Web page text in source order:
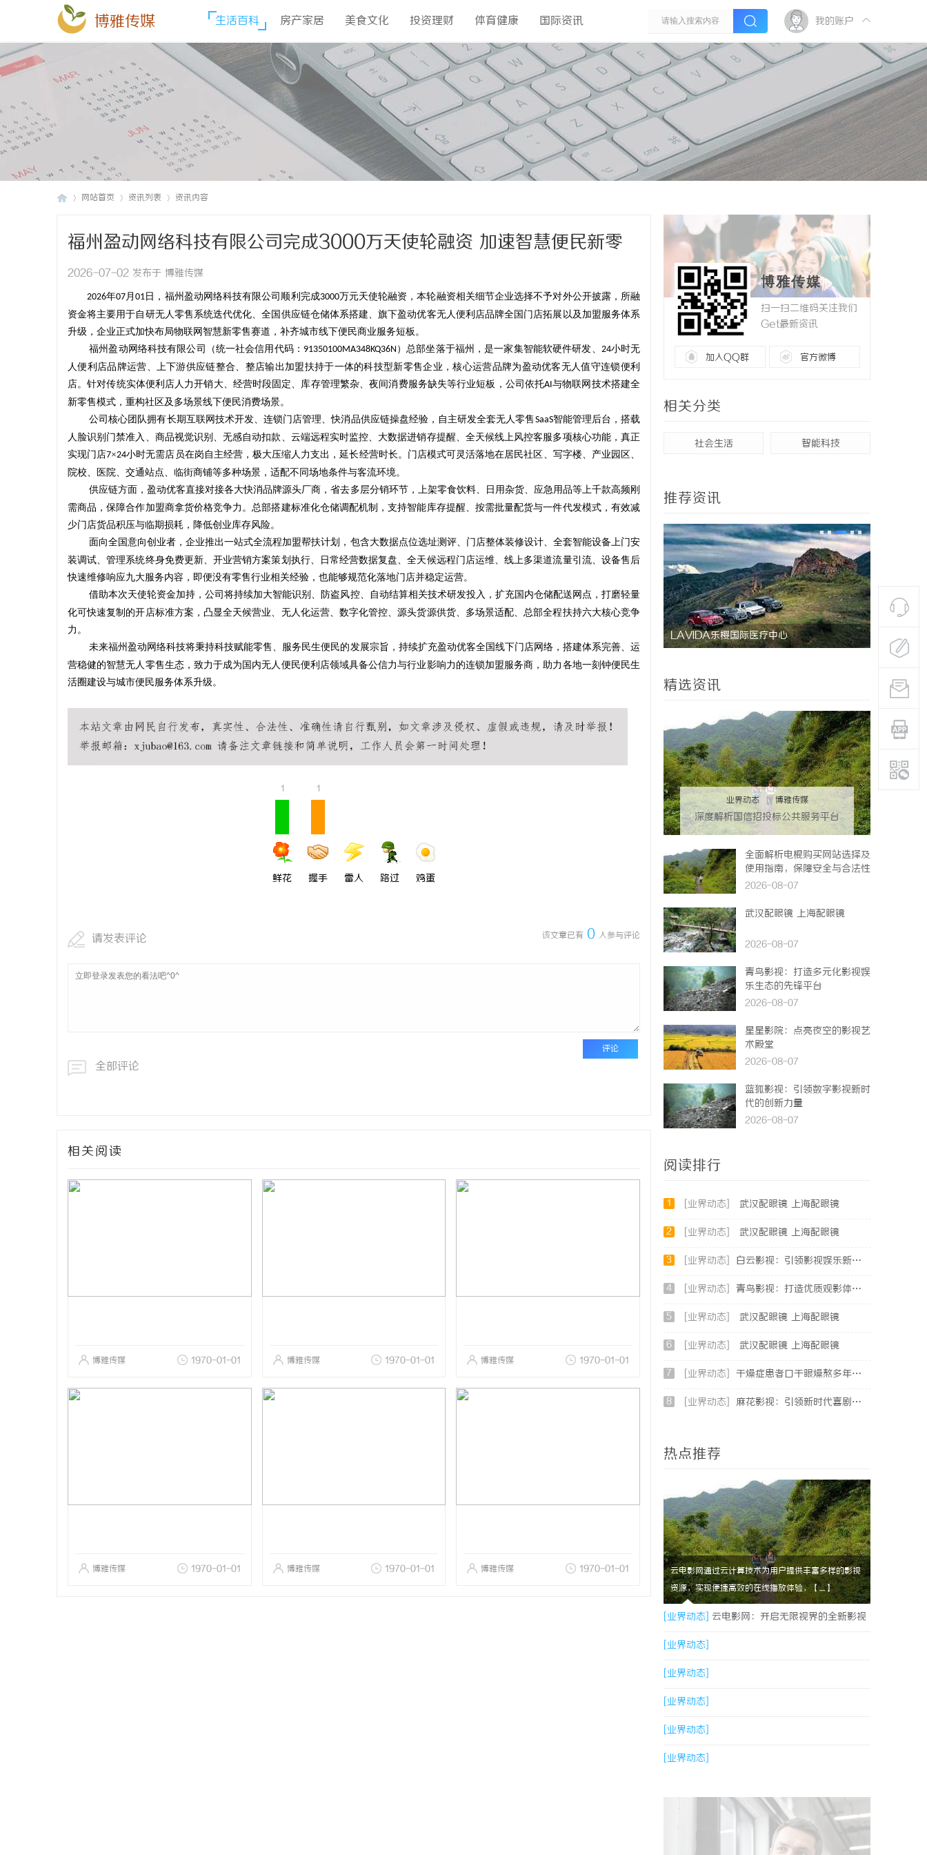
博雅传媒 生活百科 房产家居 美食文化 投资理财 体育健康 国际资讯 我的账户
网站首页 资讯列表 资讯内容
福州盈动网络科技有限公司完成3000万天使轮融资 加速智慧便民新零
售全国拓展
2026-07-02 发布于 博雅传媒
2026年07月01 日 ，福州盈动网络科技有限公司顺利完成3000万元天使轮融资，本轮融资相关细节企业选择不予对外公开披露，所融
资金将主要用于自研无人零售系统迭代优化、全国供应链仓储体系搭建、旗下盈动优客无人便利店品牌全国门店拓展以及加盟服务体系
升级，企业正式加快布局物联网智慧新零售赛道，补齐城市线下便民商业服务短板。
福州盈动网络科技有限公司（统一社会信用代码： 91350100MA348KQ36N ）总部坐落于福州，是一家集智能软硬件研发、 24小时无
人便利店品牌运营、上下游供应链整合、整店输出加盟扶持于一体的科技型新零售企业，核心运营品牌为盈动优客无人值守连锁便利
店。针对传统实体便利店人力开销大、经营时段固定、库存管理繁杂、夜间消费服务缺失等行业短板，公司依托AI与物联网技术搭建全
新零售模式，重构社区及多场景线下便民消费场景。
公司核心团队拥有长期互联网技术开发、连锁门店管理、快消品供应链操盘经验，自主研发全套无人零售SaaS智能管理后台，搭载
人脸识别门禁准入、商品视觉识别、无感自动扣款、云端远程实时监控、大数据进销存提醒、全天候线上风控客服多项核心功能，真正
实现门店7×24小时无需店员在岗自主经营，极大压缩人力支出，延长经营时长。门店模式可灵活落地在居民社区、写字楼、产业园区、
院校、医院、交通站点、临街商铺等多种场景，适配不同场地条件与客流环境。
供应链方面，盈动优客直接对接各大快消品牌源头厂商，省去多层分销环节，上架零食饮料、日用杂货、应急用品等上千款高频刚
需商品，保障合作加盟商拿货价格竞争力。总部搭建标准化仓储调配机制，支持智能库存提醒、按需批量配货与一件代发模式，有效减
少门店货品积压与临期损耗，降低创业库存风险。
面向全国意向创业者，企业推出一站式全流程加盟帮扶计划，包含大数据点位选址测评、门店整体装修设计、全套智能设备上门安
装调试、管理系统终身免费更新、开业营销方案策划执行、日常经营数据复盘、全天候远程门店运维、线上多渠道流量引流、设备售后
快速维修响应九大服务内容，即便没有零售行业相关经验，也能够规范化落地门店并稳定运营。
借助本次天使轮资金加持，公司将持续加大智能识别、防盗风控、自动结算相关技术研发投入，扩充国内仓储配送网点，打磨轻量
化可快速复制的开店标准方案，凸显全天候营业、无人化运营、数字化管控、源头货源供货、多场景适配、总部全程扶持六大核心竞争
力。
未来福州盈动网络科技将秉持科技赋能零售、服务民生便民的发展宗旨，持续扩充盈动优客全国线下门店网络，搭建体系完善、运
营稳健的智慧无人零售生态，致力于成为国内无人便民便利店领域具备公信力与行业影响力的连锁加盟服务商，助力各地一刻钟便民生
活圈建设与城市便民服务体系升级。
1
鲜花
1
握手 雷人 路过 鸡蛋
该文章已有 0 人参与评论
请发表评论
评论
全部评论
相关阅读
博雅传媒 1970-01-01 博雅传媒 1970-01-01 博雅传媒 1970-01-01
博雅传媒 1970-01-01 博雅传媒 1970-01-01 博雅传媒 1970-01-01
博雅传媒
扫一扫二维码关注我们
Get最新资讯
加入QQ群 官方微博
相关分类
社会生活 智能科技
推荐资讯
助力产业金融智能升级 全解析
LAVIDA乐樱国际医疗中心 3d激光内
精选资讯
业界动态 | 博雅传媒
深度解析国信招投标公共服务平台
的功能与优势
全面解析电棍购买网站选择及
使用指南，保障安全与合法性
2026-08-07
武汉配眼镜 上海配眼镜
2026-08-07
青鸟影视：打造多元化影视娱
乐生态的先锋平台
2026-08-07
星星影院：点亮夜空的影视艺
术殿堂
2026-08-07
蓝狐影视：引领数字影视新时
代的创新力量
2026-08-07
阅读排行
1 [业界动态] 武汉配眼镜 上海配眼镜
2 [业界动态] 武汉配眼镜 上海配眼镜
3 [业界动态] 白云影视：引领影视娱乐新时代的内容创新平台
4 [业界动态] 青鸟影视：打造优质观影体验的行业新标杆
5 [业界动态] 武汉配眼镜 上海配眼镜
6 [业界动态] 武汉配眼镜 上海配眼镜
7 [业界动态] 干燥症患者口干眼燥熬多年，一个周期缓过来？老中医：一张辨证方对症，身体找回津液
8 [业界动态] 麻花影视：引领新时代喜剧影视创作的先锋力量
热点推荐
云电影网通过云计算技术为用户提供丰富多样的影视
资源，实现便捷高效的在线播放体验，【....】
[业界动态] 云电影网：开启无限视界的全新影视
体验之旅
[业界动态]
[业界动态]
[业界动态]
[业界动态]
[业界动态]